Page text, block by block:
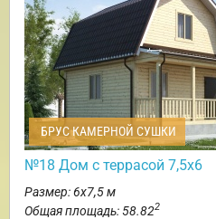
БРУС КАМЕРНОЙ СУШКИ
№18 Дом с террасой 7,5х6
Размер: 6х7,5 м
Общая площадь: 58.822